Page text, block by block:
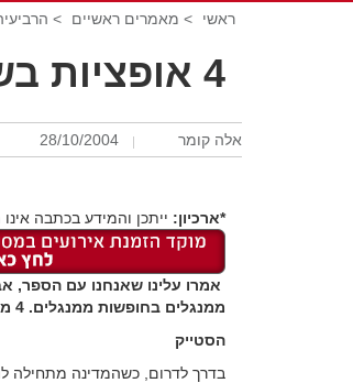
ראשי > מאמרים ראשיים >
4 אופציות בשריות
אלה קומר 28/10/2004
*ארכיון: ייתכן והמידע בכתבה אינו
אמרו עלינו שאנחנו עם הספר,
ממנגלים בחופשות ממנגלים. 4 מסעדות עם בשר, שישמחו את כוווולם
הסטייק
בדרך לדרום, כשהמדינה מתחילה